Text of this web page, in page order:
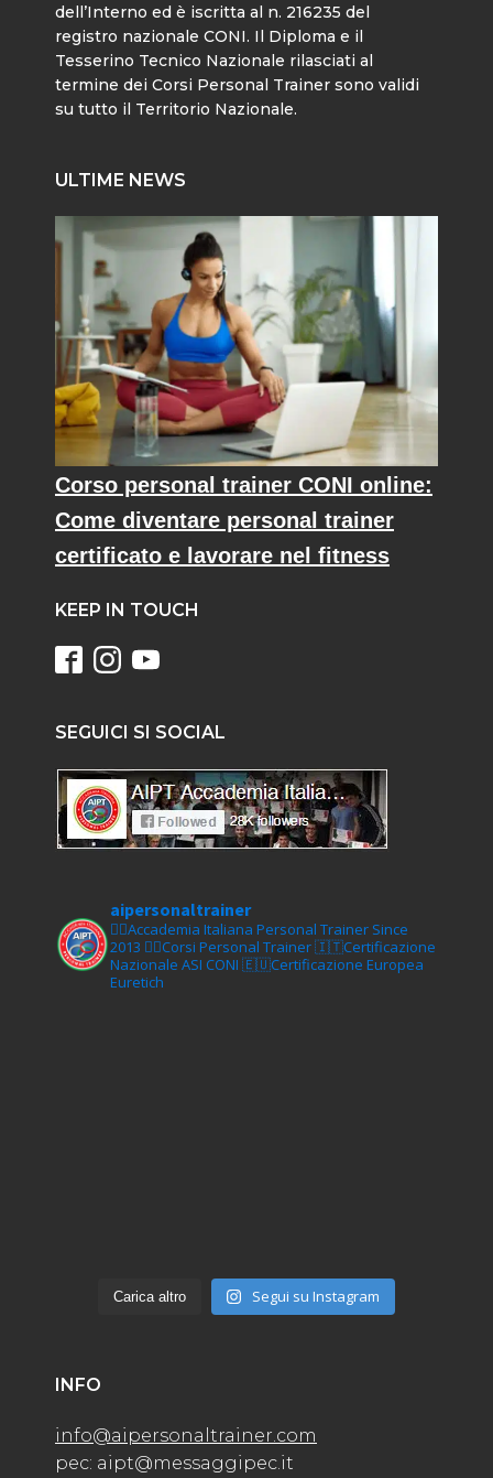
dell’Interno ed è iscritta al n. 216235 del
registro nazionale CONI. Il Diploma e il
Tesserino Tecnico Nazionale rilasciati al
termine dei Corsi Personal Trainer sono validi
su tutto il Territorio Nazionale.
ULTIME NEWS
Corso personal trainer CONI online:
Come diventare personal trainer
certificato e lavorare nel fitness
KEEP IN TOUCH
SEGUICI SI SOCIAL
aipersonaltrainer
🏋‍♀️Accademia Italiana Personal Trainer Since
2013 🏋‍♂️Corsi Personal Trainer🇮🇹Certificazione
Nazionale ASI CONI 🇪🇺Certificazione Europea
Euretich
Carica altro Segui su Instagram
INFO
info@aipersonaltrainer.com
pec: aipt@messaggipec.it